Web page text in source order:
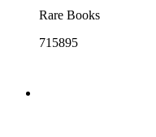
Rare Books
715895